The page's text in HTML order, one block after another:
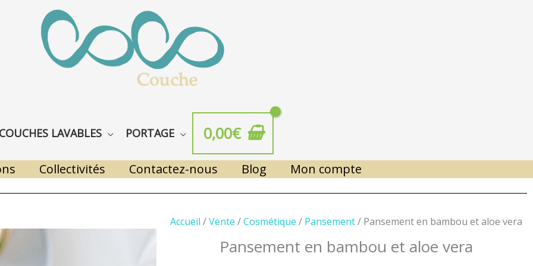
COUCHES LAVABLES PORTAGE 0,00€
Collectivités Contactez-nous Blog Mon compte
Accueil /Vente /Cosmétique / Pansement/ Pansement en bambou et aloe vera
Pansement en bambou et aloe vera